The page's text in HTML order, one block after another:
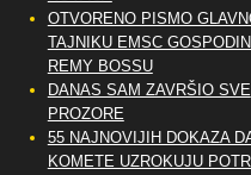
OTVORENO PISMO
TAJNIKU EMSC
REMY BOSSU
DANAS SAM ZAVRŠIO SVE
PROZORE
55 NAJNOVIJIH DOKAZA
KOMETE UZROKUJU